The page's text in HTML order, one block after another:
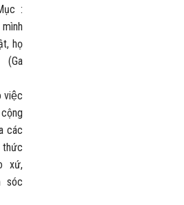
:
họ
(Ga
việc
các
xứ,
sóc